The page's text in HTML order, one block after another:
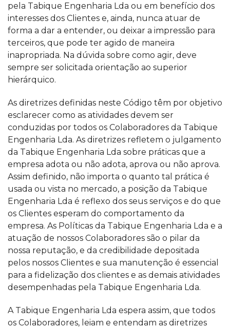
pela Tabique Engenharia Lda ou em benefício dos
interesses dos Clientes e, ainda, nunca atuar de
forma a dar a entender, ou deixar a impressão para
terceiros, que pode ter agido de maneira
inapropriada. Na dúvida sobre como agir, deve
sempre ser solicitada orientação ao superior
hierárquico.
As diretrizes definidas neste Código têm por objetivo
esclarecer como as atividades devem ser
conduzidas por todos os Colaboradores da Tabique
Engenharia Lda. As diretrizes refletem o julgamento
da Tabique Engenharia Lda sobre práticas que a
empresa adota ou não adota, aprova ou não aprova.
Assim definido, não importa o quanto tal prática é
usada ou vista no mercado, a posição da Tabique
Engenharia Lda é reflexo dos seus serviços e do que
os Clientes esperam do comportamento da
empresa. As Políticas da Tabique Engenharia Lda e a
atuação de nossos Colaboradores são o pilar da
nossa reputação, e da credibilidade depositada
pelos nossos Clientes e sua manutenção é essencial
para a fidelização dos clientes e as demais atividades
desempenhadas pela Tabique Engenharia Lda.
A Tabique Engenharia Lda espera assim, que todos
os Colaboradores, leiam e entendam as diretrizes